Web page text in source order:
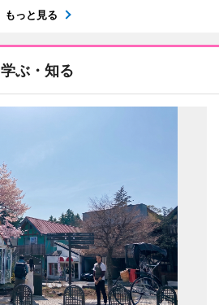
もっと見る
学ぶ・知る